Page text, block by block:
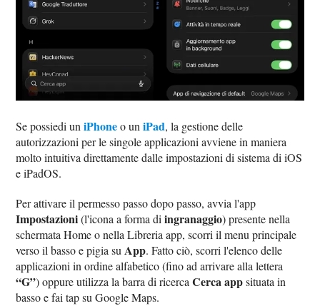
Se possiedi uniPhoneo uniPad, la gestione delle
autorizzazioni per le singole applicazioni avviene in maniera
molto intuitiva direttamente dalle impostazioni di sistema di iOS
e iPadOS.
Per attivare il permesso passo dopo passo, avvia l'app
Impostazioni(l'icona a forma diingranaggio) presente nella
schermata Home o nella Libreria app, scorri il menu principale
verso il basso e pigia suApp. Fatto ciò, scorri l'elenco delle
applicazioni in ordine alfabetico (fino ad arrivare alla lettera
“G”) oppure utilizza la barra di ricercaCerca appsituata in
basso e fai tap su Google Maps.